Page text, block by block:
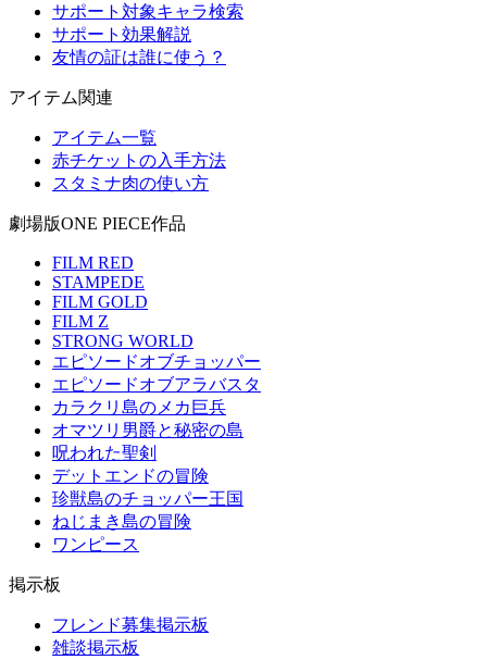
サポート対象キャラ検索
サポート効果解説
友情の証は誰に使う？
アイテム関連
アイテム一覧
赤チケットの入手方法
スタミナ肉の使い方
劇場版ONE PIECE作品
FILM RED
STAMPEDE
FILM GOLD
FILM Z
STRONG WORLD
エピソードオブチョッパー
エピソードオブアラバスタ
カラクリ島のメカ巨兵
オマツリ男爵と秘密の島
呪われた聖剣
デットエンドの冒険
珍獣島のチョッパー王国
ねじまき島の冒険
ワンピース
掲示板
フレンド募集掲示板
雑談掲示板